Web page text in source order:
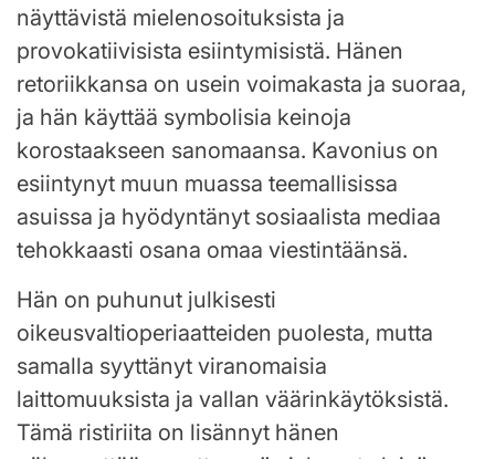
näyttävistä mielenosoituksista ja
provokatiivisista esiintymisistä. Hänen
retoriikkansa on usein voimakasta ja suoraa,
ja hän käyttää symbolisia keinoja
korostaakseen sanomaansa. Kavonius on
esiintynyt muun muassa teemallisissa
asuissa ja hyödyntänyt sosiaalista mediaa
tehokkaasti osana omaa viestintäänsä.
Hän on puhunut julkisesti
oikeusvaltioperiaatteiden puolesta, mutta
samalla syyttänyt viranomaisia
laittomuuksista ja vallan väärinkäytöksistä.
Tämä ristiriita on lisännyt hänen